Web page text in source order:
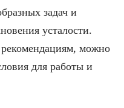
задач и
усталости.
можно
для работы и